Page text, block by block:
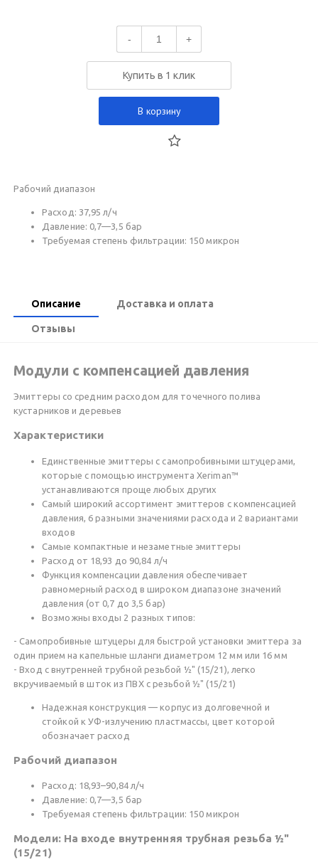
- +
Купить в 1 клик
В корзину
Рабочий диапазон
Расход: 37,95 л/ч
Давление: 0,7—3,5 бар
Требуемая степень фильтрации: 150 микрон
Описание Доставка и оплата
Отзывы
Модули с компенсацией давления
Эмиттеры со средним расходом для точечного полива
кустарников и деревьев
Характеристики
Единственные эмиттеры с самопробивными штуцерами,
которые с помощью инструмента Xeriman™
устанавливаются проще любых других
Самый широкий ассортимент эмиттеров с компенсацией
давления, 6 разными значениями расхода и 2 вариантами
входов
Самые компактные и незаметные эмиттеры
Расход от 18,93 до 90,84 л/ч
Функция компенсации давления обеспечивает
равномерный расход в широком диапазоне значений
давления (от 0,7 до 3,5 бар)
Возможны входы 2 разных типов:
- Самопробивные штуцеры для быстрой установки эмиттера за
один прием на капельные шланги диаметром 12 мм или 16 мм
- Вход с внутренней трубной резьбой ½" (15/21), легко
вкручиваемый в шток из ПВХ с резьбой ½" (15/21)
Надежная конструкция — корпус из долговечной и
стойкой к УФ-излучению пластмассы, цвет которой
обозначает расход
Рабочий диапазон
Расход: 18,93–90,84 л/ч
Давление: 0,7—3,5 бар
Требуемая степень фильтрации: 150 микрон
Модели: На входе внутренняя трубная резьба ½"
(15/21)